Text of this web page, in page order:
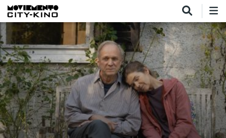
Direkt zum Inhalt